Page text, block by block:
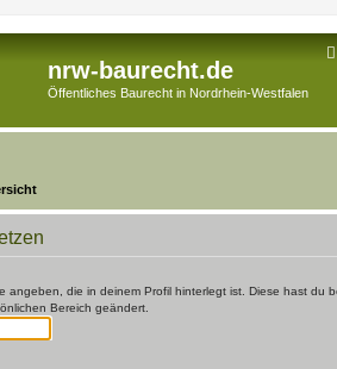
nrw-baurecht.de
Öffentliches Baurecht in Nordrhein-Westfalen
angeben, die in deinem Profil hinterlegt ist. Diese hast du
Bereich geändert.